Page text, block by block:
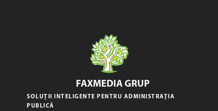
FAXMEDIA GRUP
SOLUȚII INTELIGENTE PENTRU ADMINISTRAȚIA
PUBLICĂ